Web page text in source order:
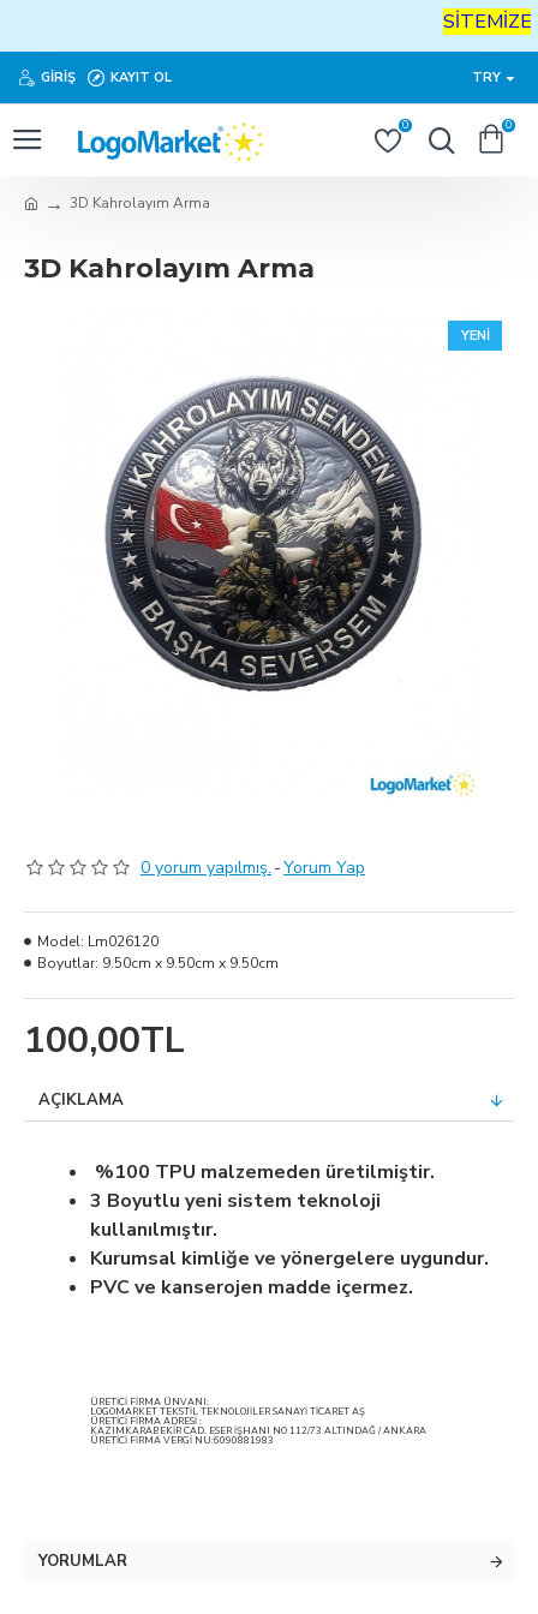
SİTEMİZE
GIRIŞ KAYIT OL TRY
0 0
3D Kahrolayım Arma
3D Kahrolayım Arma
YENI
0 yorum yapılmış. -Yorum Yap
100,00TL
Model: Lm026120
Boyutlar: 9.50cm x 9.50cm x 9.50cm
AÇIKLAMA
%100 TPU malzemeden üretilmiştir.
3 Boyutlu yeni sistem teknoloji
kullanılmıştır.
Kurumsal kimliğe ve yönergelere uygundur.
PVC ve kanserojen madde içermez.
ÜRETİCİ FİRMA ÜNVANI:
LOGOMARKET TEKSTİL TEKNOLOJİLER SANAYİ TİCARET AŞ
ÜRETİCİ FİRMA ADRESİ :
KAZIMKARABEKİR CAD. ESER İŞHANI NO 112/73 ALTINDAĞ / ANKARA
ÜRETİCİ FİRMA VERGİ NU:6090881983
YORUMLAR